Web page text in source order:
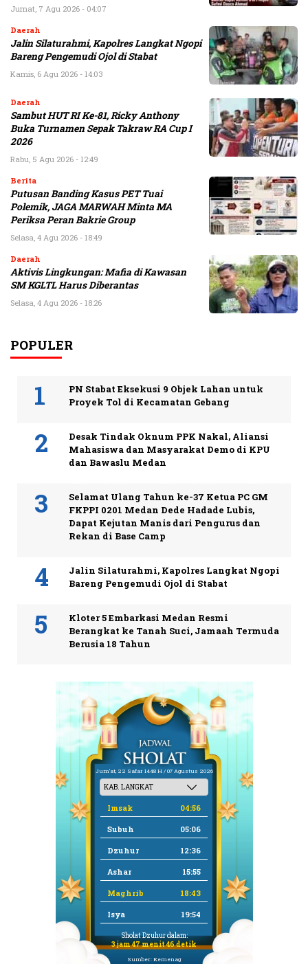
Jumat, 7 Agu 2026 - 04:07
Daerah
Jalin Silaturahmi, Kapolres Langkat Ngopi
Bareng Pengemudi Ojol di Stabat
Kamis, 6 Agu 2026 - 14:03
Daerah
Sambut HUT RI Ke-81, Ricky Anthony
Buka Turnamen Sepak Takraw RA Cup I
2026
Rabu, 5 Agu 2026 - 12:49
Berita
Putusan Banding Kasus PET Tuai
Polemik, JAGA MARWAH Minta MA
Periksa Peran Bakrie Group
Selasa, 4 Agu 2026 - 18:49
Daerah
Aktivis Lingkungan: Mafia di Kawasan
SM KGLTL Harus Diberantas
Selasa, 4 Agu 2026 - 18:26
POPULER
PN Stabat Eksekusi 9 Objek Lahan untuk
Proyek Tol di Kecamatan Gebang
Desak Tindak Oknum PPK Nakal, Aliansi
Mahasiswa dan Masyarakat Demo di KPU
dan Bawaslu Medan
Selamat Ulang Tahun ke-37 Ketua PC GM
FKPPI 0201 Medan Dede Hadade Lubis,
Dapat Kejutan Manis dari Pengurus dan
Rekan di Base Camp
Jalin Silaturahmi, Kapolres Langkat Ngopi
Bareng Pengemudi Ojol di Stabat
Kloter 5 Embarkasi Medan Resmi
Berangkat ke Tanah Suci, Jamaah Termuda
Berusia 18 Tahun
Jum'at, 22 Safar 1448 H / 07 Agustus 2026
Imsak 04:56
Subuh 05:06
Dzuhur 12:36
Ashar 15:55
Maghrib 18:43
Isya 19:54
Sholat Dzuhur dalam:
3 jam 47 menit 46 detik
Sumber: Kemenag